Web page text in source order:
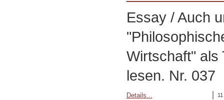
Essay / Auch
Wirtschaft" als
lesen. Nr. 037
Details...